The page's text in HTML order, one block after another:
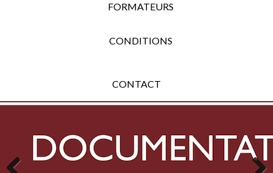
FORMATEURS
CONDITIONS
CONTACT